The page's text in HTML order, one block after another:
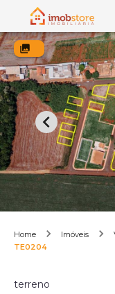
Home Imóveis
TE0204
terreno